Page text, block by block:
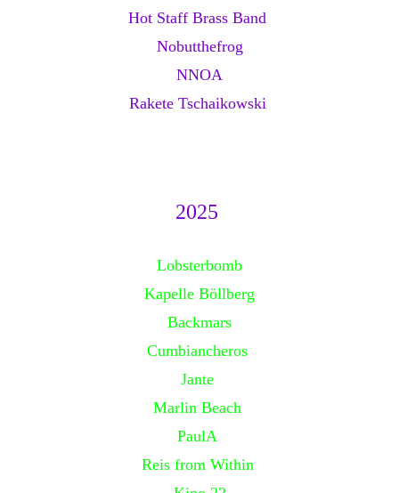
Hot Staff Brass Band
Nobutthefrog
NNOA
Rakete Tschaikowski
2025
Lobsterbomb
Kapelle Böllberg
Backmars
Cumbiancheros
Jante
Marlin Beach
PaulA
Reis from Within